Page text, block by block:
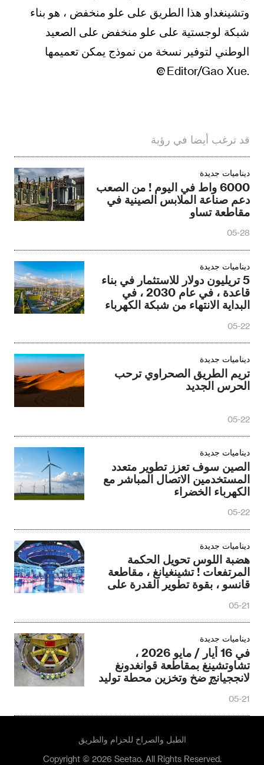
وتشينغداو هذا الطريق على علو منخفض ، هو بناء
شبكة لوجستية على علو منخفض على الصعيد
الوطني لتوفير نسخة من نموذج يمكن تعميمها
.Editor/Gao Xue
قد ترغب أيضا في رؤية
ديناميات جديدة
6000 واط في اليوم ! من الصعب
دعم صناعة الملابس الصينية في
مقاطعة تساو
05-28
ديناميات جديدة
5 تريليون دولار للاستثمار في بناء
قاعدة ، في عام 2030 ، في
البداية الانتهاء من شبكة الكهرباء
05-22
ديناميات جديدة
تريم الطريق الصحراوي ترحب
الحرس الجديد
05-22
ديناميات جديدة
الصين سوف تعزز تطوير متعدد
المستخدمين الاتصال المباشر مع
الكهرباء الخضراء
05-22
ديناميات جديدة
هضبة اللوس تحويل الحكمة
المرتفعات ! تشينغيانغ ، مقاطعة
قانسو ، بقوة تطوير القدرة على
05-21
ديناميات جديدة
في 16 أيار / مايو 2026 ،
تشاوتشينغ بمقاطعة قوانغدونغ
لانججيانج ضخ وتخزين محطة توليد
بدأت تركيب
05-21
الطبل والصراخ للحزام والطريق
Copyright © 2026 Seetao. All Rights Reserved.